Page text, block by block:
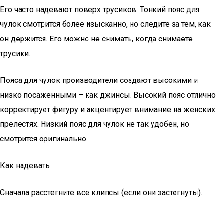
Его часто надевают поверх трусиков. Тонкий пояс для
чулок смотрится более изысканно, но следите за тем, как
он держится. Его можно не снимать, когда снимаете
трусики.
Пояса для чулок производители создают высокими и
низко посаженными – как джинсы. Высокий пояс отлично
корректирует фигуру и акцентирует внимание на женских
прелестях. Низкий пояс для чулок не так удобен, но
смотрится оригинально.
Как надевать
Сначала расстегните все клипсы (если они застегнуты).